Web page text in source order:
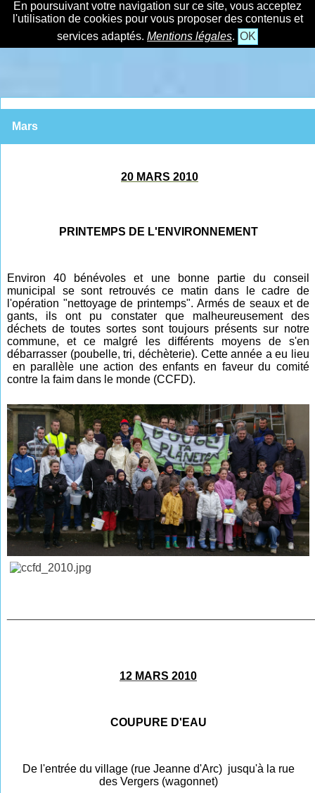
En poursuivant votre navigation sur ce site, vous acceptez
l'utilisation de cookies pour vous proposer des contenus et
services adaptés. Mentions légales. OK
Mars
20 MARS 2010
PRINTEMPS DE L'ENVIRONNEMENT
Environ 40 bénévoles et une bonne partie du conseil
municipal se sont retrouvés ce matin dans le cadre de
l'opération "nettoyage de printemps". Armés de seaux et de
gants, ils ont pu constater que malheureusement des
déchets de toutes sortes sont toujours présents sur notre
commune, et ce malgré les différents moyens de s'en
débarrasser (poubelle, tri, déchèterie). Cette année a eu lieu
en parallèle une action des enfants en faveur du comité
contre la faim dans le monde (CCFD).
12 MARS 2010
COUPURE D'EAU
De l'entrée du village (rue Jeanne d'Arc) jusqu'à la rue
des Vergers (wagonnet)